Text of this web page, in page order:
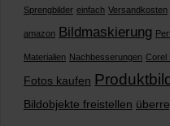
Sprengbilder einfach Versandkosten
amazon Bildmaskierung
Materialien Nachbesserungen Corel
Fotos kaufen
Bildobjekte freistellen